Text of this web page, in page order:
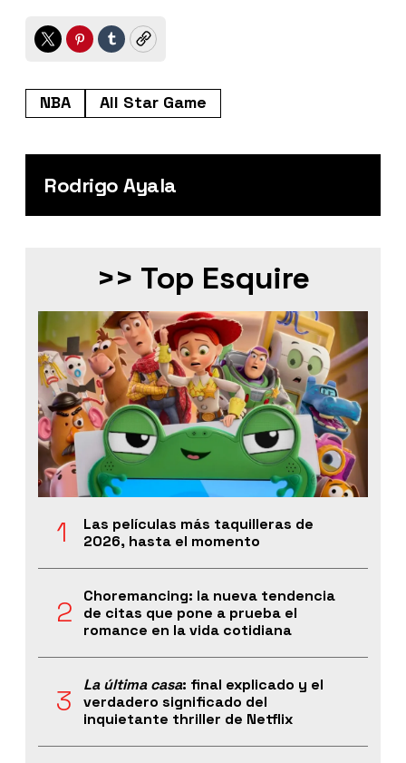
TwitterPinterest
TumblrCopy
NBA All Star Game
Rodrigo Ayala
>> Top Esquire
Las películas más taquilleras de
2026, hasta el momento
Choremancing: la nueva tendencia
de citas que pone a prueba el
romance en la vida cotidiana
La última casa: final explicado y el
verdadero significado del
inquietante thriller de Netflix